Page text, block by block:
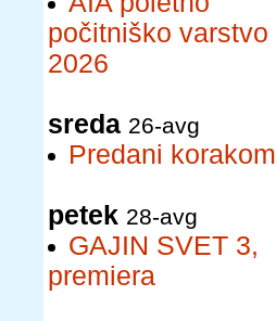
počitniško varstvo
2026
sreda 26-avg
Predani korakom
petek 28-avg
GAJIN SVET 3,
premiera